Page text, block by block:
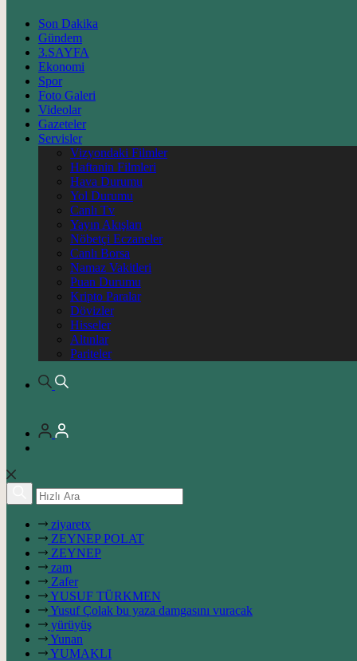
Son Dakika
Gündem
3.SAYFA
Ekonomi
Spor
Foto Galeri
Videolar
Gazeteler
Servisler
Vizyondaki Filmler
Haftanin Filmleri
Hava Durumu
Yol Durumu
Canlı Tv
Yayın Akışları
Nöbetçi Eczaneler
Canlı Borsa
Namaz Vakitleri
Puan Durumu
Kripto Paralar
Dövizler
Hisseler
Altınlar
Pariteler
ziyaretx
ZEYNEP POLAT
ZEYNEP
zam
Zafer
YUSUF TÜRKMEN
Yusuf Çolak bu yaza damgasını vuracak
yürüyüş
Yunan
YUMAKLI